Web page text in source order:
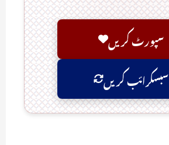
سپورٹ کریں
سبسکرائب کریں